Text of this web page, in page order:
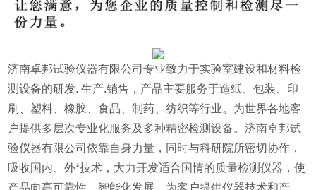
济南卓邦试验仪器有限公司专业致力于实验室建设和材料检
测设备的研发. 生产.销售，产品主要服务于造纸、包装、印
刷、塑料、橡胶、食品、制药、纺织等行业。为世界各地客
户提供多层次专业化服务及多种精密检测设备。济南卓邦试
验仪器有限公司依靠自身力量，同时与科研院所密切协作，
吸收国内、外*技术，大力开发适合国情的质量检测仪器，使
产品向高可靠性、智能化发展，为客户提供仪器技术和产